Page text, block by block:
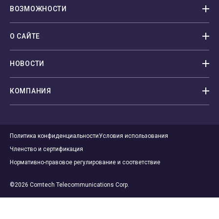
ВОЗМОЖНОСТИ
О САЙТЕ
НОВОСТИ
КОМПАНИЯ
Политика конфиденциальностиУсловия использования
Членство и сертификация
Нормативно-правовое регулирование и соответствие
©2026 Comtech Telecommunications Corp.